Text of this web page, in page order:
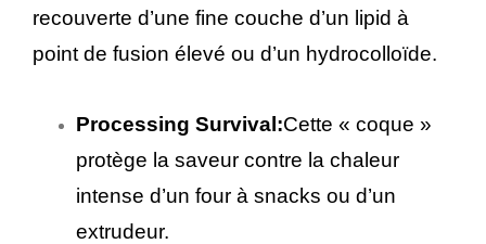
recouverte d’une fine couche d’un lipid à
point de fusion élevé ou d’un hydrocolloïde.
Processing Survival:Cette « coque »
protège la saveur contre la chaleur
intense d’un four à snacks ou d’un
extrudeur.